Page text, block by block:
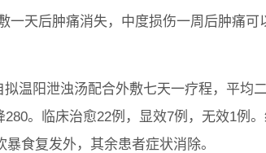
一天后肿痛消失，中度损伤一周后肿痛可
温阳泄浊汤配合外敷七天一疗程，平均
。临床治愈22例，显效7例，无效1例
食复发外，其余患者症状消除。